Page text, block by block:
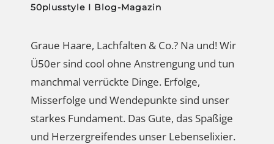
50plusstyle I Blog-Magazin
Graue Haare, Lachfalten & Co.? Na und! Wir
Ü50er sind cool ohne Anstrengung und tun
manchmal verrückte Dinge. Erfolge,
Misserfolge und Wendepunkte sind unser
starkes Fundament. Das Gute, das Spaßige
und Herzergreifendes unser Lebenselixier.